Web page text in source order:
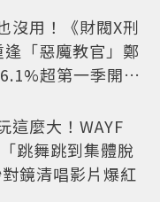
沒用！《財閥X刑
「惡魔教官」鄭
超第一季開紅
這麼大！WAYF
跳舞跳到集體脫
鏡清唱影片爆紅